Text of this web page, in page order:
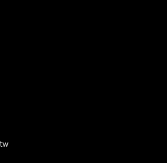
作中的應用與風險」課程(8/7
行)